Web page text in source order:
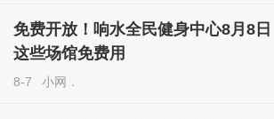
免费开放！响水全民健身中心8月8日
这些场馆免费用
8-7 小网．